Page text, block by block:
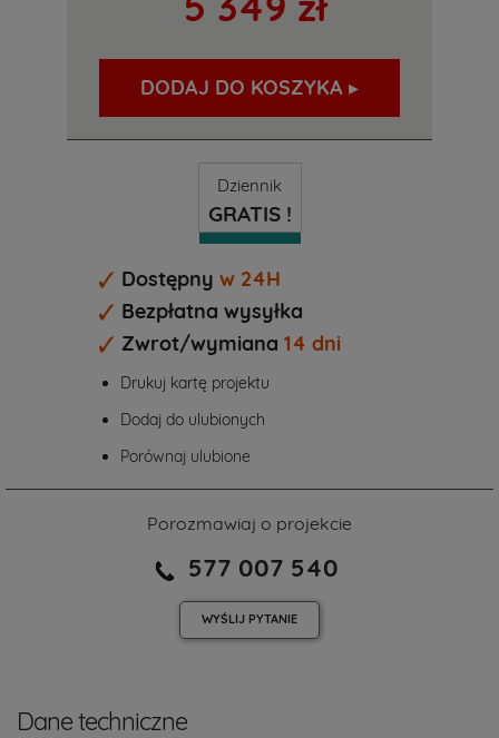
DODAJ DO KOSZYKA ▸
Dziennik
GRATIS !
Dostępny w 24H
Bezpłatna wysyłka
Zwrot/wymiana 14 dni
Drukuj kartę projektu
Dodaj do ulubionych
Porównaj ulubione
Porozmawiaj o projekcie
577 007 540
WYŚLIJ PYTANIE
Dane techniczne